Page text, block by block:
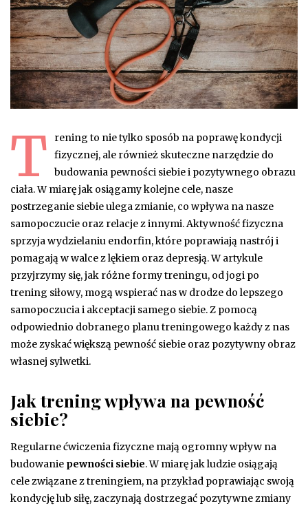
T
rening to nie tylko sposób na poprawę kondycji
fizycznej, ale również skuteczne narzędzie do
budowania pewności siebie i pozytywnego obrazu
ciała. W miarę jak osiągamy kolejne cele, nasze
postrzeganie siebie ulega zmianie, co wpływa na nasze
samopoczucie oraz relacje z innymi. Aktywność fizyczna
sprzyja wydzielaniu endorfin, które poprawiają nastrój i
pomagają w walce z lękiem oraz depresją. W artykule
przyjrzymy się, jak różne formy treningu, od jogi po
trening siłowy, mogą wspierać nas w drodze do lepszego
samopoczucia i akceptacji samego siebie. Z pomocą
odpowiednio dobranego planu treningowego każdy z nas
może zyskać większą pewność siebie oraz pozytywny obraz
własnej sylwetki.
Jak trening wpływa na pewność
siebie?
Regularne ćwiczenia fizyczne mają ogromny wpływ na
budowanie pewności siebie. W miarę jak ludzie osiągają
cele związane z treningiem, na przykład poprawiając swoją
kondycję lub siłę, zaczynają dostrzegać pozytywne zmiany